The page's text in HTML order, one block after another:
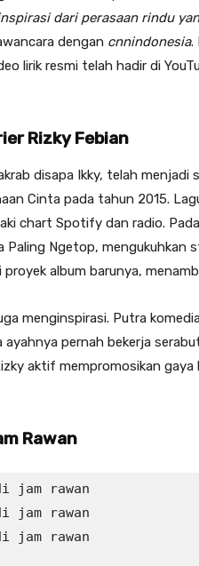
dari perasaan rindu
dengan cnnindonesia.
lirik resmi telah hadir di
Rizky Febian
disapa Ikky, telah
Cinta pada tahun 2015.
chart Spotify dan radio.
Paling Ngetop, mengukuhkan
album barunya,
menginspirasi. Putra
ayahnya pernah bekerja
aktif mempromosikan
Rawan
jam rawan
jam rawan
jam rawan